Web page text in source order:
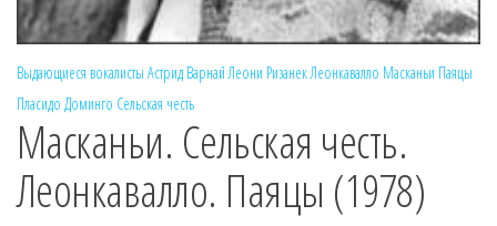
Выдающиеся вокалисты Астрид Варнай Леони РизанекЛеонкавалло Масканьи Паяцы
Пласидо Доминго Сельская честь
Масканьи. Сельская честь.
Леонкавалло. Паяцы (1978)